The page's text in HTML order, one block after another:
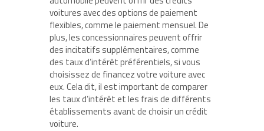
voitures avec des options de paiement
flexibles, comme le paiement mensuel. De
plus, les concessionnaires peuvent offrir
des incitatifs supplémentaires, comme
des taux d’intérêt préférentiels, si vous
choisissez de financez votre voiture avec
eux. Cela dit, il est important de comparer
les taux d’intérêt et les frais de différents
établissements avant de choisir un crédit
voiture.